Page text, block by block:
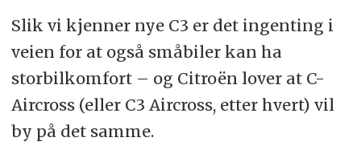
Slik vi kjenner nye C3 er det ingenting i
veien for at også småbiler kan ha
storbilkomfort – og Citroën lover at C-
Aircross (eller C3 Aircross, etter hvert) vil
by på det samme.